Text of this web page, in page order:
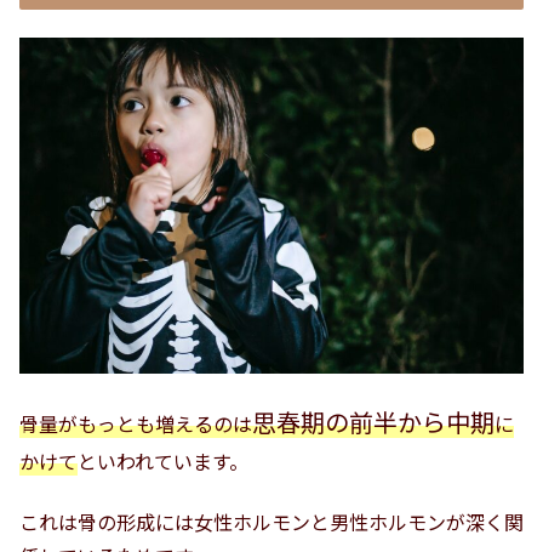
骨量がもっとも増えるのは思春期の前半から中期に
かけてといわれています。
これは骨の形成には女性ホルモンと男性ホルモンが深く関